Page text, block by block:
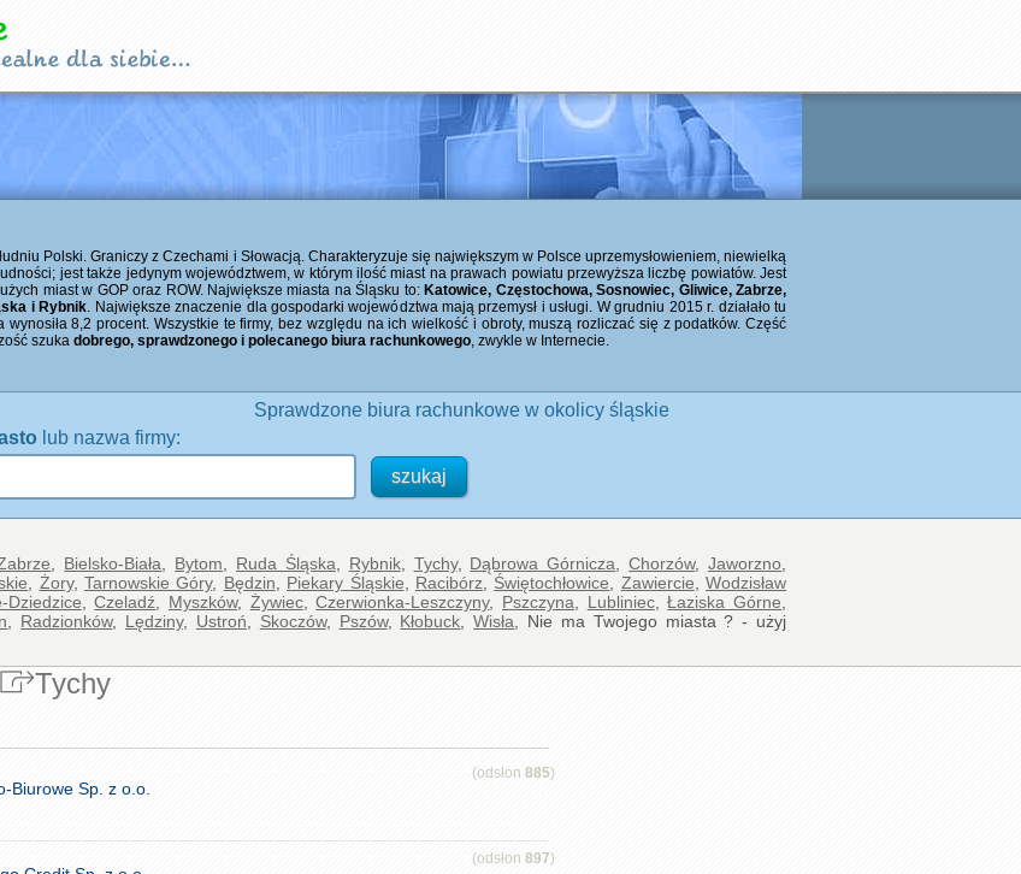
Polski. Graniczy z Czechami i Słowacją. Charakteryzuje się największym w Polsce uprzemysłowieniem, niewielką
jest także jedynym województwem, w którym ilość miast na prawach powiatu przewyższa liczbę powiatów. Jest
miast w GOP oraz ROW. Największe miasta na Śląsku to: Katowice, Częstochowa, Sosnowiec, Gliwice, Zabrze,
i Rybnik. Największe znaczenie dla gospodarki województwa mają przemysł i usługi. W grudniu 2015 r. działało tu
8,2 procent. Wszystkie te firmy, bez względu na ich wielkość i obroty, muszą rozliczać się z podatków. Część
szuka dobrego, sprawdzonego i polecanego biura rachunkowego, zwykle w Internecie.
Sprawdzone biura rachunkowe w okolicy śląskie
lub nazwa firmy:
Bielsko-Biała Bytom Ruda Śląska Rybnik, Tychy, Dąbrowa Górnicza ,Chorzów,Jaworzno
Żory, Tarnowskie Góry, Będzin Piekary Śląskie Racibórz Świętochłowice Zawiercie ,Wodzisław
Dziedzice ,Czeladź Myszków, Żywiec,Czerwionka-Leszczyny, Pszczyna Lubliniec,Łaziska Górne
Radzionków, Lędziny, Ustroń Skoczów, Pszów, Kłobuck ,Wisła , Nie ma Twojego miasta ? - użyj
Tychy
(odsłon 885)
Biurowe Sp. z o.o.
(odsłon 897)